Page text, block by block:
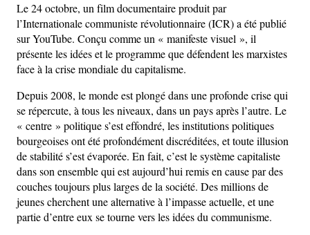
Le 24 octobre, un film documentaire produit par
l’Internationale communiste révolutionnaire (ICR) a été publié
sur YouTube. Conçu comme un « manifeste visuel », il
présente les idées et le programme que défendent les marxistes
face à la crise mondiale du capitalisme.
Depuis 2008, le monde est plongé dans une profonde crise qui
se répercute, à tous les niveaux, dans un pays après l’autre. Le
« centre » politique s’est effondré, les institutions politiques
bourgeoises ont été profondément discréditées, et toute illusion
de stabilité s’est évaporée. En fait, c’est le système capitaliste
dans son ensemble qui est aujourd’hui remis en cause par des
couches toujours plus larges de la société. Des millions de
jeunes cherchent une alternative à l’impasse actuelle, et une
partie d’entre eux se tourne vers les idées du communisme.